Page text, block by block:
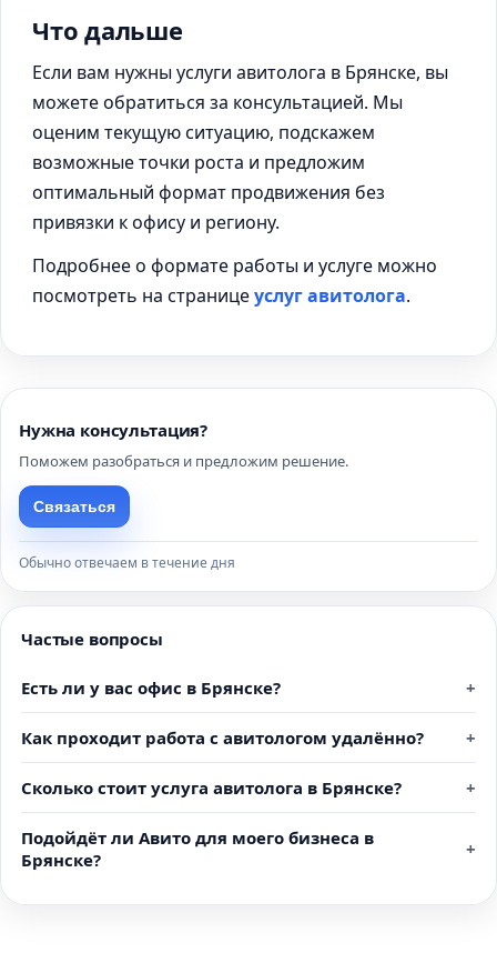
Что дальше
Если вам нужны услуги авитолога в Брянске, вы
можете обратиться за консультацией. Мы
оценим текущую ситуацию, подскажем
возможные точки роста и предложим
оптимальный формат продвижения без
привязки к офису и региону.
Подробнее о формате работы и услуге можно
посмотреть на страницеуслуг авитолога.
Нужна консультация?
Поможем разобраться и предложим решение.
Связаться
Обычно отвечаем в течение дня
Частые вопросы
Есть ли у вас офис в Брянске?
Как проходит работа с авитологом удалённо?
Сколько стоит услуга авитолога в Брянске?
Подойдёт ли Авито для моего бизнеса в
Брянске?